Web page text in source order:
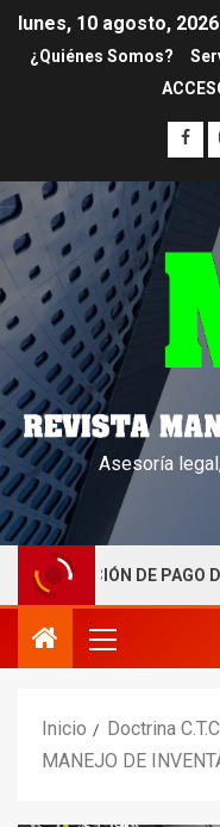
lunes, 10 agosto, 2026
¿Quiénes Somos?
Asesoría
DE PAGO DE ANTICIPOS
Inicio
Doctrina
MANEJO DE